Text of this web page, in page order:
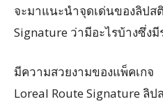
จะมาแนะนำจุดเด่นของลิปส
Signature ว่ามีอะไรบ้างซึ่ง
มีความสวยงามของแพ็คเกจ
Loreal Route Signature ลิ